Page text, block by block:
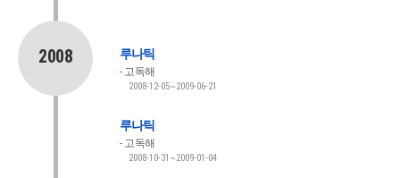
2008 루나틱
고독해
2008-12-05~2009-06-21
루나틱
고독해
2008-10-31~2009-01-04